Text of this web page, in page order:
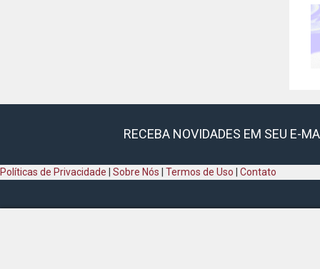
RECEBA NOVIDADES EM SEU E-
Políticas de Privacidade | Sobre Nós | Termos de Uso | Contato